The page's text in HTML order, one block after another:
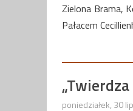
Zielona Brama,
Pałacem
poniedziałek, 30